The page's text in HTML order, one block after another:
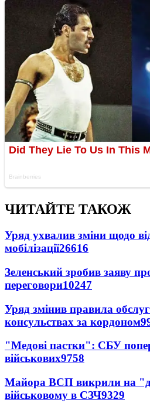
ЧИТАЙТЕ ТАКОЖ
Уряд ухвалив зміни щодо
мобілізації26616
Зеленський зробив заяву
переговори10247
Уряд змінив правила
консульствах за кордоном
"Медові пастки": СБУ
військових9758
Майора ВСП викрили на
військовому в СЗЧ9329